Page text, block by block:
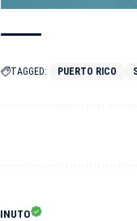
TAGGED: PUERTO RICO